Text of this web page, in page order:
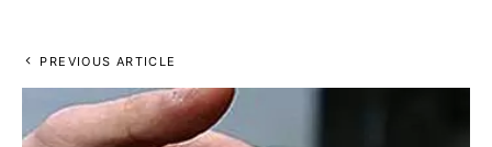
PREVIOUS ARTICLE